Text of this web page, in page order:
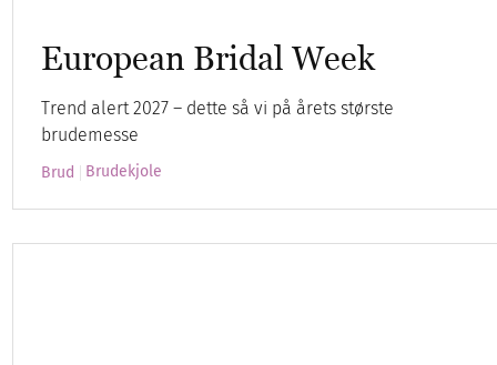
European Bridal Week
Trend alert 2027 – dette så vi på årets største
brudemesse
Brud Brudekjole